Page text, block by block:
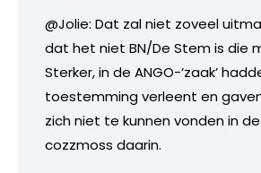
@Jolie: Dat zal niet zoveel
dat het niet BN/De Stem is die
Sterker, in de ANGO-‘zaak’
toestemming verleent en
zich niet te kunnen vonden in
cozzmoss daarin.